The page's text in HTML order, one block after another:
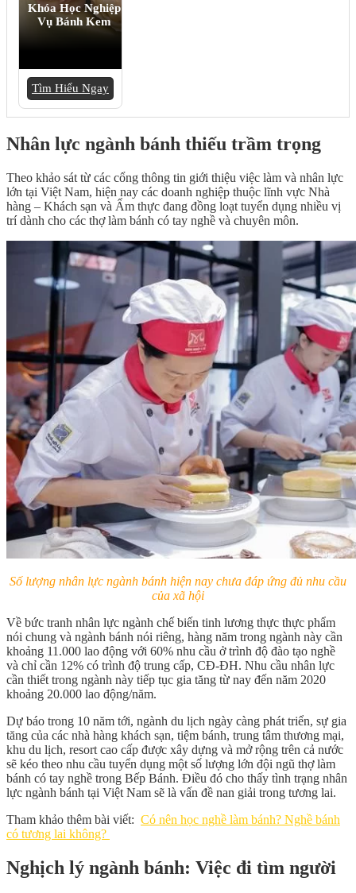
Khóa Học Nghiệp
Vụ Bánh Kem
Tìm Hiểu Ngay
Nhân lực ngành bánh thiếu trầm trọng
Theo khảo sát từ các cổng thông tin giới thiệu việc làm và nhân lực
lớn tại Việt Nam, hiện nay các doanh nghiệp thuộc lĩnh vực Nhà
hàng – Khách sạn và Ẩm thực đang đồng loạt tuyển dụng nhiều vị
trí dành cho các thợ làm bánh có tay nghề và chuyên môn.
Số lượng nhân lực ngành bánh hiện nay chưa đáp ứng đủ nhu cầu
của xã hội
Về bức tranh nhân lực ngành chế biến tinh lương thực thực phẩm
nói chung và ngành bánh nói riêng, hàng năm trong ngành này cần
khoảng 11.000 lao động với 60% nhu cầu ở trình độ đào tạo nghề
và chỉ cần 12% có trình độ trung cấp, CĐ-ĐH. Nhu cầu nhân lực
cần thiết trong ngành này tiếp tục gia tăng từ nay đến năm 2020
khoảng 20.000 lao động/năm.
Dự báo trong 10 năm tới, ngành du lịch ngày càng phát triển, sự gia
tăng của các nhà hàng khách sạn, tiệm bánh, trung tâm thương mại,
khu du lịch, resort cao cấp được xây dựng và mở rộng trên cả nước
sẽ kéo theo nhu cầu tuyển dụng một số lượng lớn đội ngũ thợ làm
bánh có tay nghề trong Bếp Bánh. Điều đó cho thấy tình trạng nhân
lực ngành bánh tại Việt Nam sẽ là vấn đề nan giải trong tương lai.
Tham khảo thêm bài viết: Có nên học nghề làm bánh? Nghề bánh
có tương lai không?
Nghịch lý ngành bánh: Việc đi tìm người